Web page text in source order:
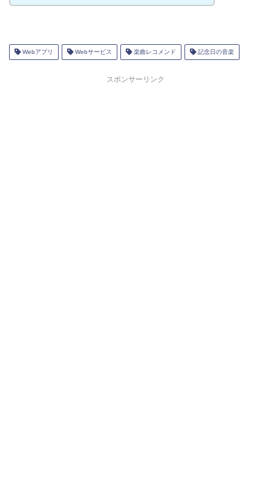
Webアプリ Webサービス 楽曲レコメンド 記念日の音楽
スポンサーリンク